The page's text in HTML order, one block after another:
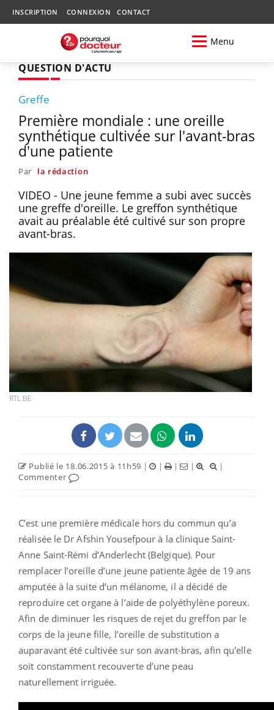
INSCRIPTION CONNEXION CONTACT
Menu
QUESTION D'ACTU
Greffe
Première mondiale : une oreille
synthétique cultivée sur l'avant-bras
d'une patiente
Par la rédaction
VIDEO - Une jeune femme a subi avec succès
une greffe d'oreille. Le greffon synthétique
avait au préalable été cultivé sur son propre
avant-bras.
RTL.BE
Publié le 18.06.2015 à 11h59 | | | |
|
Commenter
C’est une première médicale hors du commun qu’a
réalisée le Dr Afshin Yousefpour à la clinique Saint-
Anne Saint-Rémi d’Anderlecht (Belgique). Pour
remplacer l’oreille d’une jeune patiente âgée de 19 ans
amputée à la suite d’un mélanome, il a décidé de
reproduire cet organe à l’aide de polyéthylène poreux.
Afin de diminuer les risques de rejet du greffon par le
corps de la jeune fille, l’oreille de substitution a
auparavant été cultivée sur son avant-bras, afin qu'elle
soit constamment recouverte d’une peau
naturellement irriguée.